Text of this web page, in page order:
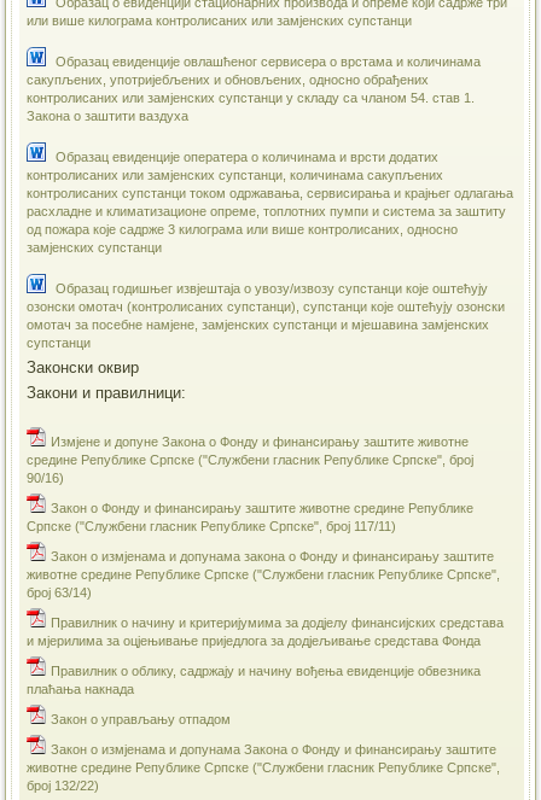
или више килограма контролисаних или замјенских супстанци
Образац евиденције овлашћеног сервисера о врстама и количинама
сакупљених, употријебљених и обновљених, односно обрађених
контролисаних или замјенских супстанци у складу са чланом 54. став 1.
Закона о заштити ваздуха
Образац евиденције оператера о количинама и врсти додатих
контролисаних или замјенских супстанци, количинама сакупљених
контролисаних супстанци током одржавања, сервисирања и крајњег одлагања
расхладне и климатизационе опреме, топлотних пумпи и система за заштиту
од пожара које садрже 3 килограма или више контролисаних, односно
замјенских супстанци
Образац годишњег извјештаја о увозу/извозу супстанци које оштећују
озонски омотач (контролисаних супстанци), супстанци које оштећују озонски
омотач за посебне намјене, замјенских супстанци и мјешавина замјенских
супстанци
Законски оквир
Закони и правилници:
Измјенe и допуне Закона о Фонду и финансирању заштите животне
средине Републике Српске ("Службени гласник Републике Српске", број
90/16)
Закон о Фонду и финансирању заштите животне средине Републике
Српске ("Службени гласник Републике Српске", број 117/11)
Закон о измјенама и допунама закона о Фонду и финансирању заштите
животне средине Републике Српске ("Службени гласник Републике Српске",
број 63/14)
Правилник о начину и критеријумима за додјелу финансијских средстава
и мјерилима за оцјењивање приједлога за додјељивање средстава Фонда
Правилник о облику, садржају и начину вођења евиденције обвезника
плаћања накнада
Закон о управљању отпадом
Закон о измјенама и допунама Закона о Фонду и финансирању заштите
животне средине Републике Српске ("Службени гласник Републике Српске",
број 132/22)